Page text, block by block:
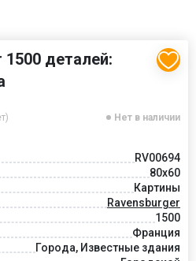
деталей:
Нет в наличии
RV00694
80x60
Картины
Ravensburger
1500
Франция
Города, Известные здания